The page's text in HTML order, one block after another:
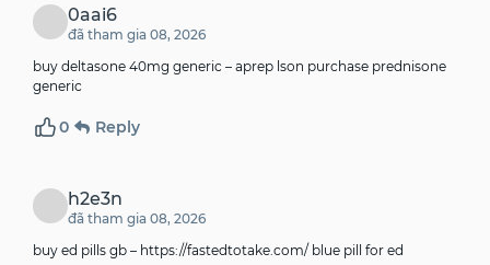
0aai6
đã tham gia 08, 2026
buy deltasone 40mg generic – aprep lson purchase prednisone
generic
0 Reply
h2e3n
đã tham gia 08, 2026
buy ed pills gb – https://fastedtotake.com/ blue pill for ed